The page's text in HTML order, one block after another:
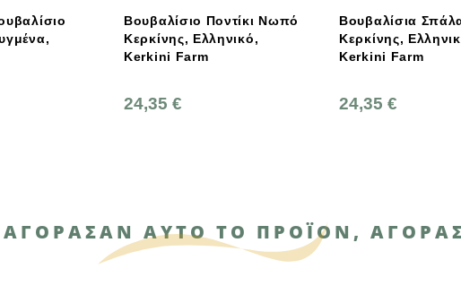
Βουβαλίσιο Ποντίκι Νωπό
Κερκίνης, Ελληνικό,
Βουβαλίσια Σπάλα Νωπή
Κερκίνης, Ελληνική,
ΑΥΤΌ ΤΟ ΠΡΟΪΌΝ,